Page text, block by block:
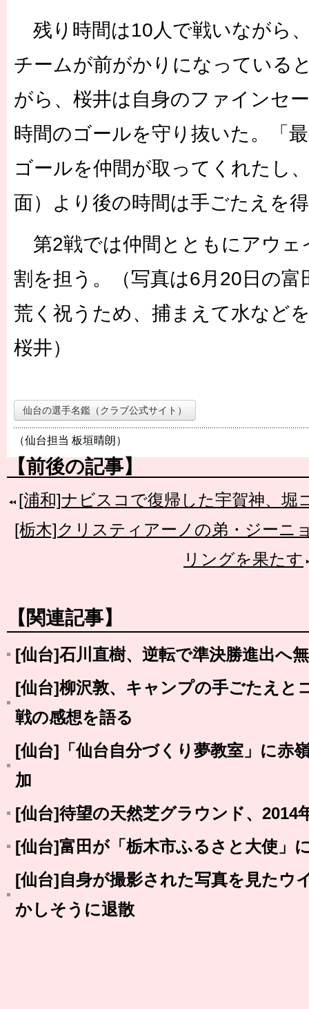
残り時間は10人で戦いながら
チームが前がかりになっている
がら、桜井は自身のファインセ
時間のゴールを守り抜いた。「
ゴールを仲間が取ってくれたし
面）より後の時間は手ごたえを
第2戦では仲間とともにアウェ
割を担う。（写真は6月20日の富
荒く祝うため、捕まえて水など
桜井）
仙台の選手名鑑（クラブ公式サイト）
（仙台担当 板垣晴朗）
【前後の記事】
[浦和]ナビスコで復帰した宇賀神、堀
[栃木]クリスティアーノの弟・ジーニ
リングを果たす
【関連記事】
[仙台]石川直樹、逆転で準決勝進出へ
[仙台]柳沢敦、キャンプの手ごたえと
戦の感想を語る
[仙台]「仙台自分づくり夢教室」に赤
加
[仙台]待望の天然芝グラウンド、2014
[仙台]富田が「栃木市ふるさと大使」
[仙台]自身が撮影された写真を見たウ
かしそうに退散